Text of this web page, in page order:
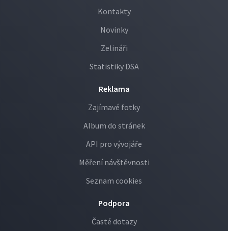
Kontakty
Novinky
Zelináři
Statistiky DSA
Reklama
Zajímavé fotky
Album do stránek
API pro vývojáře
Měření návštěvnosti
Seznam cookies
Podpora
Časté dotazy